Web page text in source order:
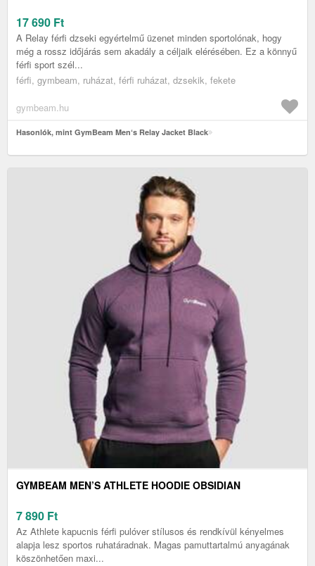
17 690 Ft
A Relay férfi dzseki egyértelmű üzenet minden sportolónak, hogy
még a rossz időjárás sem akadály a céljaik elérésében. Ez a könnyű
férfi sport szél...
férfi, gymbeam, ruházat, férfi ruházat, dzsekik, fekete
gymbeam.hu
Hasonlók, mint GymBeam Men‘s Relay Jacket Black
GYMBEAM MEN’S ATHLETE HOODIE OBSIDIAN
7 890 Ft
Az Athlete kapucnis férfi pulóver stílusos és rendkívül kényelmes
alapja lesz sportos ruhatáradnak. Magas pamuttartalmú anyagának
köszönhetően maxi...